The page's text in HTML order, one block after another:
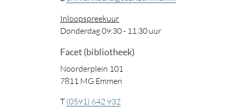
Inloopspreekuur
Donderdag 09.30 - 11.30 uur
Facet (bibliotheek)
Noorderplein 101
7811 MG Emmen
T (0591) 642 932